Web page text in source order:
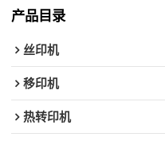
产品目录
丝印机
移印机
热转印机